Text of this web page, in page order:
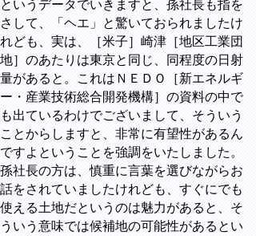
というデータでいきますと、孫社長も指を
さして、「ヘエ」と驚いておられましたけ
れども、実は、［米子］崎津［地区工業団
地］のあたりは東京と同じ、同程度の日射
量があると。これはＮＥＤＯ［新エネルギ
ー・産業技術総合開発機構］の資料の中で
も出ているわけでございまして、そういう
ことからしますと、非常に有望性があるん
ですよということを強調をいたしました。
孫社長の方は、慎重に言葉を選びながらお
話をされていましたけれども、すぐにでも
使える土地だというのは魅力があると、そ
ういう意味では候補地の可能性があるとい